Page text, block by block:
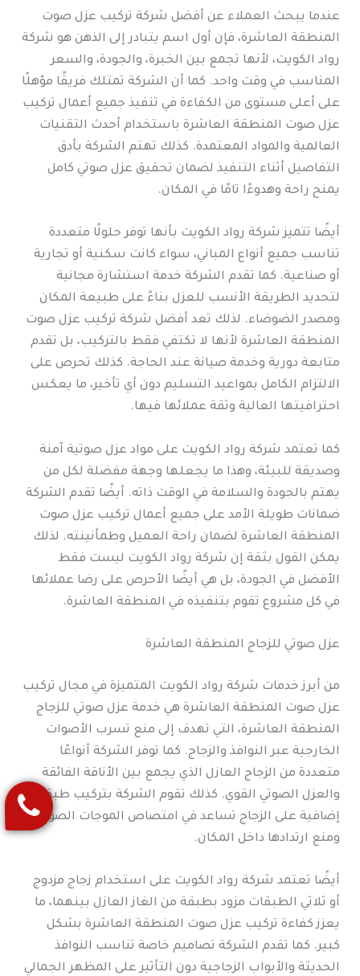
عندما يبحث العملاء عن أفضل شركة تركيب عزل صوت
المنطقة العاشرة، فإن أول اسم يتبادر إلى الذهن هو شركة
رواد الكويت، لأنها تجمع بين الخبرة، والجودة، والسعر
المناسب في وقت واحد. كما أن الشركة تمتلك فريقًا مؤهلًا
على أعلى مستوى من الكفاءة في تنفيذ جميع أعمال تركيب
عزل صوت المنطقة العاشرة باستخدام أحدث التقنيات
العالمية والمواد المعتمدة. كذلك تهتم الشركة بأدق
التفاصيل أثناء التنفيذ لضمان تحقيق عزل صوتي كامل
يمنح راحة وهدوءًا تامًا في المكان.
أيضًا تتميز شركة رواد الكويت بأنها توفر حلولًا متعددة
تناسب جميع أنواع المباني، سواء كانت سكنية أو تجارية
أو صناعية. كما تقدم الشركة خدمة استشارة مجانية
لتحديد الطريقة الأنسب للعزل بناءً على طبيعة المكان
ومصدر الضوضاء. لذلك تعد أفضل شركة تركيب عزل صوت
المنطقة العاشرة لأنها لا تكتفي فقط بالتركيب، بل تقدم
متابعة دورية وخدمة صيانة عند الحاجة. كذلك تحرص على
الالتزام الكامل بمواعيد التسليم دون أي تأخير، ما يعكس
احترافيتها العالية وثقة عملائها فيها.
كما تعتمد شركة رواد الكويت على مواد عزل صوتية آمنة
وصديقة للبيئة، وهذا ما يجعلها وجهة مفضلة لكل من
يهتم بالجودة والسلامة في الوقت ذاته. أيضًا تقدم الشركة
ضمانات طويلة الأمد على جميع أعمال تركيب عزل صوت
المنطقة العاشرة لضمان راحة العميل وطمأنينته. لذلك
يمكن القول بثقة إن شركة رواد الكويت ليست فقط
الأفضل في الجودة، بل هي أيضًا الأحرص على رضا عملائها
في كل مشروع تقوم بتنفيذه في المنطقة العاشرة.
عزل صوتي للزجاج المنطقة العاشرة
من أبرز خدمات شركة رواد الكويت المتميزة في مجال تركيب
عزل صوت المنطقة العاشرة هي خدمة عزل صوتي للزجاج
المنطقة العاشرة، التي تهدف إلى منع تسرب الأصوات
الخارجية عبر النوافذ والزجاج. كما توفر الشركة أنواعًا
متعددة من الزجاج العازل الذي يجمع بين الأناقة الفائقة
والعزل الصوتي القوي. كذلك تقوم الشركة بتركيب طبقات
إضافية على الزجاج تساعد في امتصاص الموجات الصوتية
ومنع ارتدادها داخل المكان.
أيضًا تعتمد شركة رواد الكويت على استخدام زجاج مزدوج
أو ثلاثي الطبقات مزود بطبقة من الغاز العازل بينهما، ما
يعزز كفاءة تركيب عزل صوت المنطقة العاشرة بشكل
كبير. كما تقدم الشركة تصاميم خاصة تناسب النوافذ
الحديثة والأبواب الزجاجية دون التأثير على المظهر الجمالي